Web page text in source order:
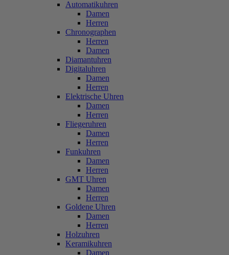
Automatikuhren
Damen
Herren
Chronographen
Herren
Damen
Diamantuhren
Digitaluhren
Damen
Herren
Elektrische Uhren
Damen
Herren
Fliegeruhren
Damen
Herren
Funkuhren
Damen
Herren
GMT Uhren
Damen
Herren
Goldene Uhren
Damen
Herren
Holzuhren
Keramikuhren
Damen